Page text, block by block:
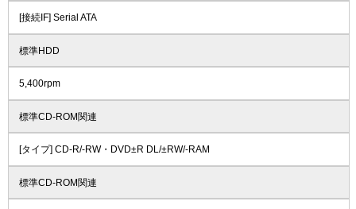
[接続IF] Serial ATA
標準HDD
5,400rpm
標準CD-ROM関連
[タイプ] CD-R/-RW・DVD±R DL/±RW/-RAM
標準CD-ROM関連